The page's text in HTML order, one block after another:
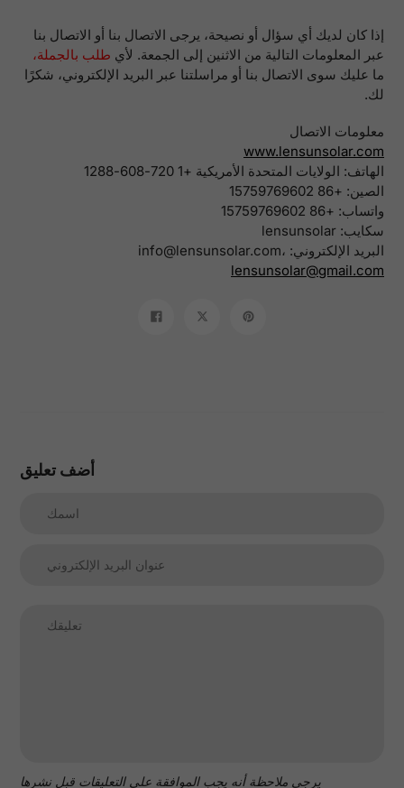
إذا كان لديك أي سؤال أو نصيحة، يرجى الاتصال بنا أو الاتصال بنا
عبر المعلومات التالية من الاثنين إلى الجمعة. لأي طلب بالجملة،
ما عليك سوى الاتصال بنا أو مراسلتنا عبر البريد الإلكتروني، شكرًا
لك.
معلومات الاتصال
www.lensunsolar.com
الهاتف: الولايات المتحدة الأمريكية +1 720-608-1288
الصين: +86 15759769602
واتساب: +86 15759769602
سكايب: lensunsolar
البريد الإلكتروني: info@lensunsolar.com،
lensunsolar@gmail.com
شارك
تغريدة
ثبت
أضف تعليق
يرجى ملاحظة أنه يجب الموافقة على التعليقات قبل نشرها